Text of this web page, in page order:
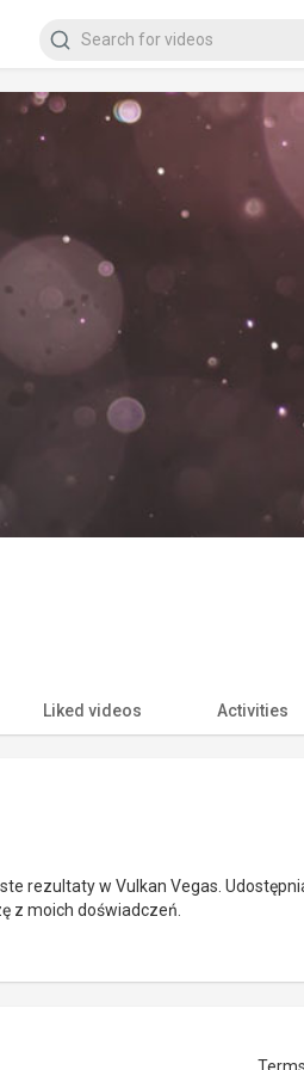
Liked videos Activities
rezultaty w Vulkan Vegas.
z moich doświadczeń.